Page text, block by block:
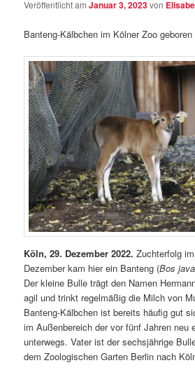
Veröffentlicht amJanuar 3, 2023von
Banteng-Kälbchen im Kölner Zoo geboren
Köln, 29. Dezember 2022. Zuchterfolg
Dezember kam hier ein Banteng (Bos
Der kleine Bulle trägt den Namen
agil und trinkt regelmäßig die Milch von
Banteng-Kälbchen ist bereits häufig gut
im Außenbereich der vor fünf Jahren neu
unterwegs. Vater ist der sechsjährige
dem Zoologischen Garten Berlin nach